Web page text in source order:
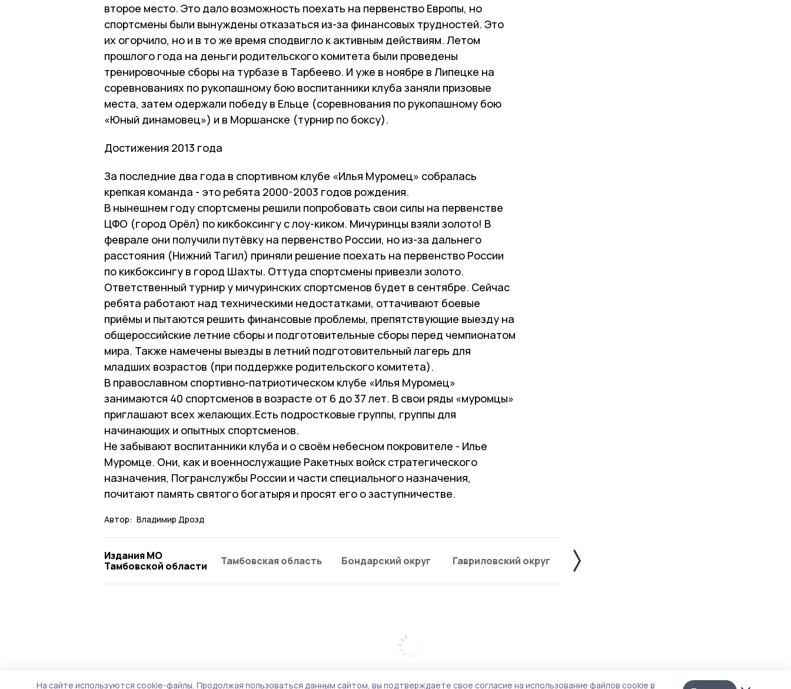
Лента
второе место. Это дало возможность поехать на первенство Европы, но
спортсмены были вынуждены отказаться из-за финансовых трудностей. Это
их огорчило, но и в то же время сподвигло к активным действиям. Летом
прошлого года на деньги родительского комитета были проведены
тренировочные сборы на турбазе в Тарбеево. И уже в ноябре в Липецке на
соревнованиях по рукопашному бою воспитанники клуба заняли призовые
места, затем одержали победу в Ельце (соревнования по рукопашному бою
«Юный динамовец») и в Моршанске (турнир по боксу).
Достижения 2013 года
За последние два года в спортивном клубе «Илья Муромец» собралась
крепкая команда - это ребята 2000-2003 годов рождения.
В нынешнем году спортсмены решили попробовать свои силы на первенстве
ЦФО (город Орёл) по кикбоксингу с лоу-киком. Мичуринцы взяли золото! В
феврале они получили путёвку на первенство России, но из-за дальнего
расстояния (Нижний Тагил) приняли решение поехать на первенство России
по кикбоксингу в город Шахты. Оттуда спортсмены привезли золото.
Ответственный турнир у мичуринских спортсменов будет в сентябре. Сейчас
ребята работают над техническими недостатками, оттачивают боевые
приёмы и пытаются решить финансовые проблемы, препятствующие выезду на
общероссийские летние сборы и подготовительные сборы перед чемпионатом
мира. Также намечены выезды в летний подготовительный лагерь для
младших возрастов (при поддержке родительского комитета).
В православном спортивно-патриотическом клубе «Илья Муромец»
занимаются 40 спортсменов в возрасте от 6 до 37 лет. В свои ряды «муромцы»
приглашают всех желающих.Есть подростковые группы, группы для
начинающих и опытных спортсменов.
Не забывают воспитанники клуба и о своём небесном покровителе - Илье
Муромце. Они, как и военнослужащие Ракетных войск стратегического
назначения, Погранслужбы России и части специального назначения,
почитают память святого богатыря и просят его о заступничестве.
Автор: Владимир Дрозд
Издания МО
Тамбовской области
Тамбовская область Бондарский округ Гавриловский округ Жердевский округ
На сайте используются cookie-файлы. Продолжая пользоваться данным сайтом, вы подтверждаете свое согласие на использование файлов cookie в